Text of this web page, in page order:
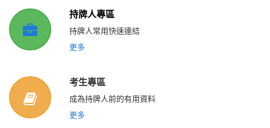
持牌人專區
持牌人常用快速連結
更多
考生專區
成為持牌人前的有用資料
更多